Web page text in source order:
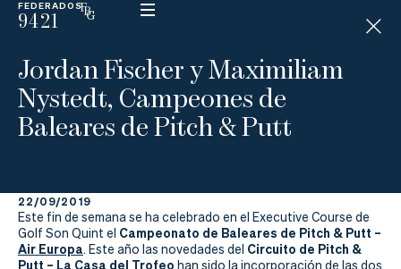
FEDERADOS
9421
ESP
N
D
I
C
A
P
La
Jordan Fischer y Maximiliam
Nystedt, Campeones de
Baleares de Pitch & Putt
22/09/2019
Este fin de semana se ha celebrado en el Executive Course de
Golf Son Quint el Campeonato de Baleares de Pitch & Putt –
Air Europa. Este año las novedades del Circuito de Pitch &
Putt – La Casa del Trofeo han sido la incorporación de las dos